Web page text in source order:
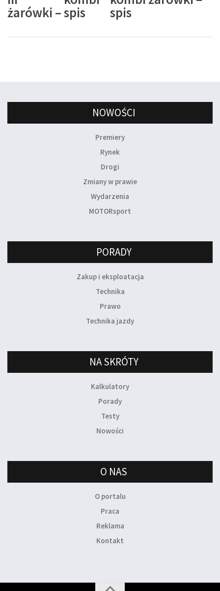
żarówki – spis spis
NOWOŚCI
Premiery
Rynek
Drogi
Zmiany w prawie
Wydarzenia
MOTORsport
PORADY
Zakup i eksploatacja
Technika
Prawo
Technika jazdy
NA SKRÓTY
Kalkulatory
Porady
Testy
Nowości
O NAS
O portalu
Praca
Reklama
Kontakt